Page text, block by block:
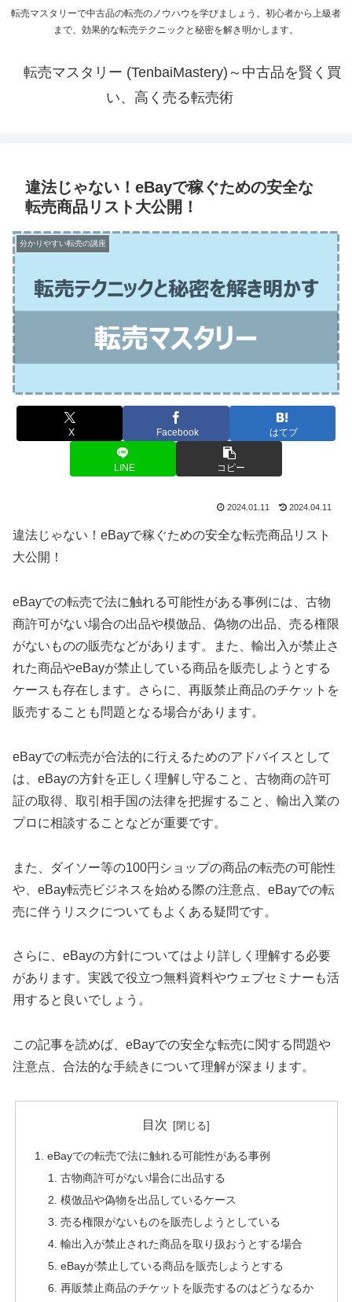
転売マスタリーで中古品の転売のノウハウを学びましょう。初心者から上級者
まで、効果的な転売テクニックと秘密を解き明かします。
転売マスタリー (TenbaiMastery)～中古品を賢く買
い、高く売る転売術
違法じゃない！eBayで稼ぐための安全な
転売商品リスト大公開！
分かりやすい転売の講座
X Facebook はてブ
LINE コピー
2024.01.11 2024.04.11
違法じゃない！eBayで稼ぐための安全な転売商品リスト
大公開！
eBayでの転売で法に触れる可能性がある事例には、古物
商許可がない場合の出品や模倣品、偽物の出品、売る権限
がないものの販売などがあります。また、輸出入が禁止さ
れた商品やeBayが禁止している商品を販売しようとする
ケースも存在します。さらに、再販禁止商品のチケットを
販売することも問題となる場合があります。
eBayでの転売が合法的に行えるためのアドバイスとして
は、eBayの方針を正しく理解し守ること、古物商の許可
証の取得、取引相手国の法律を把握すること、輸出入業の
プロに相談することなどが重要です。
また、ダイソー等の100円ショップの商品の転売の可能性
や、eBay転売ビジネスを始める際の注意点、eBayでの転
売に伴うリスクについてもよくある疑問です。
さらに、eBayの方針についてはより詳しく理解する必要
があります。実践で役立つ無料資料やウェブセミナーも活
用すると良いでしょう。
この記事を読めば、eBayでの安全な転売に関する問題や
注意点、合法的な手続きについて理解が深まります。
目次
eBayでの転売で法に触れる可能性がある事例
古物商許可がない場合に出品する
模倣品や偽物を出品しているケース
売る権限がないものを販売しようとしている
輸出入が禁止された商品を取り扱おうとする場合
eBayが禁止している商品を販売しようとする
再販禁止商品のチケットを販売するのはどうなるか